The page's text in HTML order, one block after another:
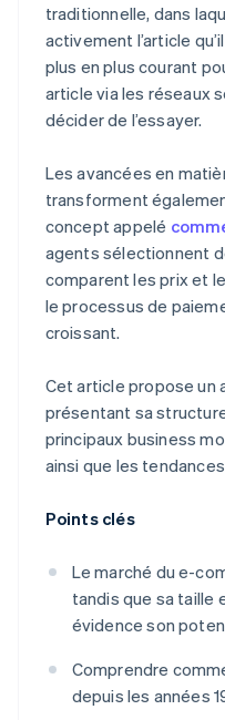
traditionnelle, dans
activement l’article
plus en plus courant
article via les réseaux
décider de l’essayer.
Les avancées en
transforment
concept appelé
agents sélectionnent
comparent les prix et
le processus de
croissant.
Cet article propose un
présentant sa
principaux business
ainsi que les
Points clés
Le marché du e-
tandis que sa
évidence son
Comprendre
depuis les années